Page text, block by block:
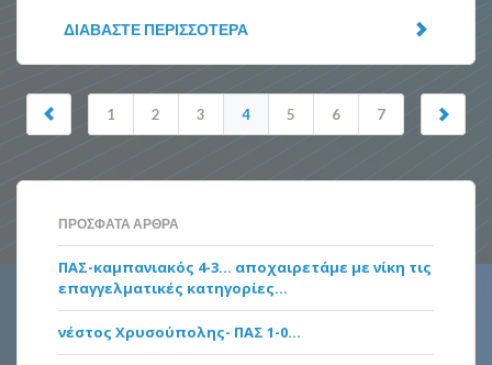
ΔΙΑΒΆΣΤΕ ΠΕΡΙΣΣΌΤΕΡΑ
1 2 3 4 5 6 7
ΠΡΌΣΦΑΤΑ ΆΡΘΡΑ
ΠΑΣ-καμπανιακός 4-3… αποχαιρετάμε με νίκη τις
επαγγελματικές κατηγορίες…
νέστος Χρυσούπολης- ΠΑΣ 1-0…